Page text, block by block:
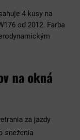
4 kusy na
od 2012. Farba
na okná
za jazdy
sneženia